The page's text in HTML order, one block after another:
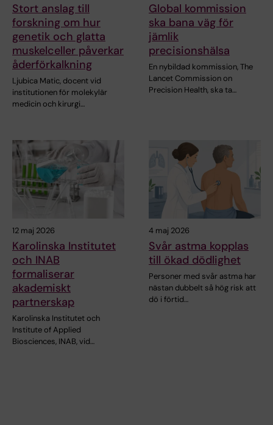
Stort anslag till
forskning om hur
genetik och glatta
muskelceller påverkar
åderförkalkning
Ljubica Matic, docent vid
institutionen för molekylär
medicin och kirurgi…
Global kommission
ska bana väg för
jämlik
precisionshälsa
En nybildad kommission, The
Lancet Commission on
Precision Health, ska ta…
12 maj 2026
Karolinska Institutet
och INAB
formaliserar
akademiskt
partnerskap
Karolinska Institutet och
Institute of Applied
Biosciences, INAB, vid…
4 maj 2026
Svår astma kopplas
till ökad dödlighet
Personer med svår astma har
nästan dubbelt så hög risk att
dö i förtid…